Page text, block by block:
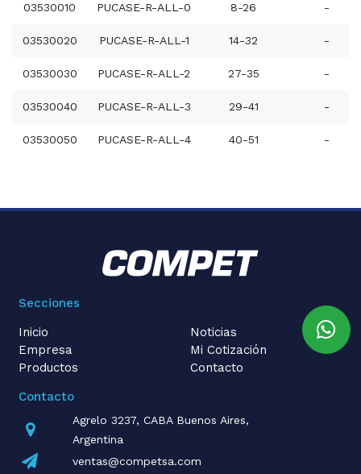
03530010 PUCASE-R-ALL-0 8-26 -
03530020 PUCASE-R-ALL-1 14-32 -
03530030 PUCASE-R-ALL-2 27-35 -
03530040 PUCASE-R-ALL-3 29-41 -
03530050 PUCASE-R-ALL-4 40-51 -
Secciones
Inicio
Empresa
Productos
Noticias
Mi Cotización
Contacto
Contacto
Agrelo 3237, CABA Buenos Aires,
Argentina
ventas@competsa.com